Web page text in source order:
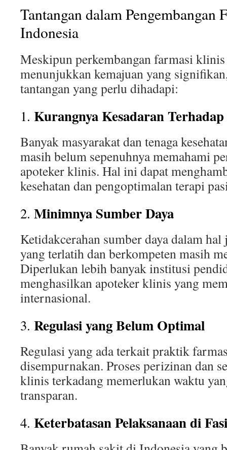
Tantangan dalam Pengembangan
Indonesia
Meskipun perkembangan farmasi
menunjukkan kemajuan yang
tantangan yang perlu dihadapi:
1. Kurangnya Kesadaran
Banyak masyarakat dan tenaga
masih belum sepenuhnya memahami
apoteker klinis. Hal ini dapat
kesehatan dan pengoptimalan terapi
2. Minimnya Sumber Daya
Ketidakcerahan sumber daya dalam
yang terlatih dan berkompeten masih
Diperlukan lebih banyak institusi
menghasilkan apoteker klinis yang
internasional.
3. Regulasi yang Belum Optimal
Regulasi yang ada terkait praktik
disempurnakan. Proses perizinan dan
klinis terkadang memerlukan waktu
transparan.
4. Keterbatasan Pelaksanaan di